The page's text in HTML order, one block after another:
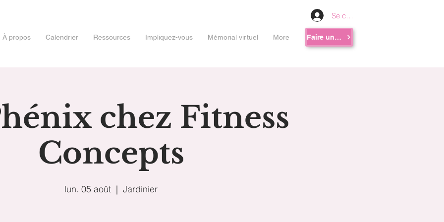
Se connecter
À propos Calendrier Ressources Impliquez-vous Mémorial virtuel More Faire un don
chez Fitness
Concepts
lun. 05 août
  |
Jardinier